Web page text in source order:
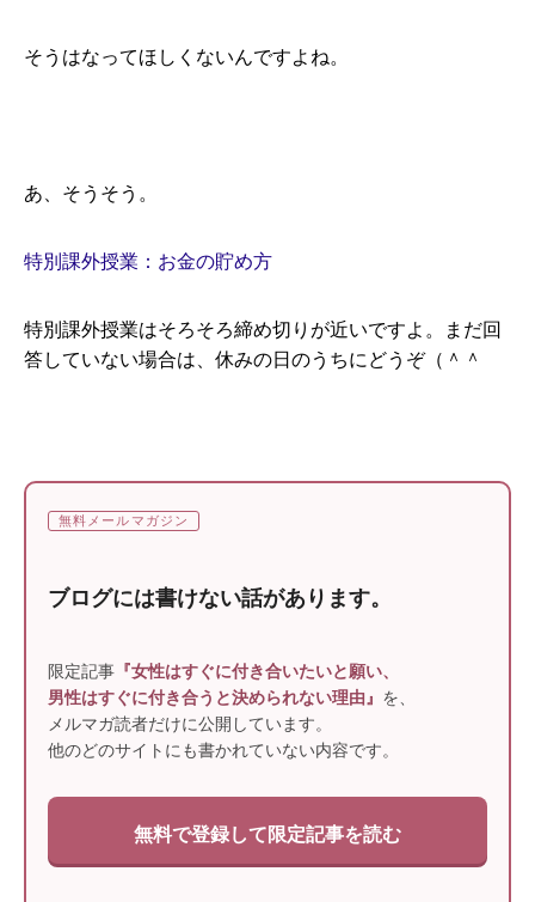
そうはなってほしくないんですよね。
あ、そうそう。
特別課外授業：お金の貯め方
特別課外授業はそろそろ締め切りが近いですよ。まだ回
答していない場合は、休みの日のうちにどうぞ（＾＾
無料メールマガジン
ブログには書けない話があります。
限定記事 『女性はすぐに付き合いたいと願い、
男性はすぐに付き合うと決められない理由』 を、
メルマガ読者だけに公開しています。
他のどのサイトにも書かれていない内容です。
無料で登録して限定記事を読む